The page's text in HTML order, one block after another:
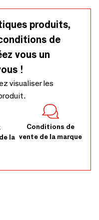
produits,
de
vous un
!
visualiser les
la
Conditions de
vente de la marque